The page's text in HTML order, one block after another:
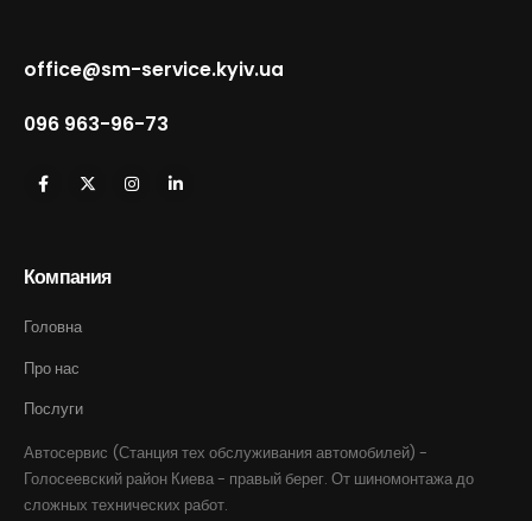
office@sm-service.kyiv.ua
096 963-96-73
Компания
Головна
Про нас
Послуги
Автосервис (Станция тех обслуживания автомобилей) -
Голосеевский район Киева - правый берег. От шиномонтажа до
сложных технических работ.